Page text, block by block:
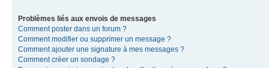
Problèmes liés aux envois de messages
Comment poster dans un forum ?
Comment modifier ou supprimer un message ?
Comment ajouter une signature à mes messages ?
Comment créer un sondage ?